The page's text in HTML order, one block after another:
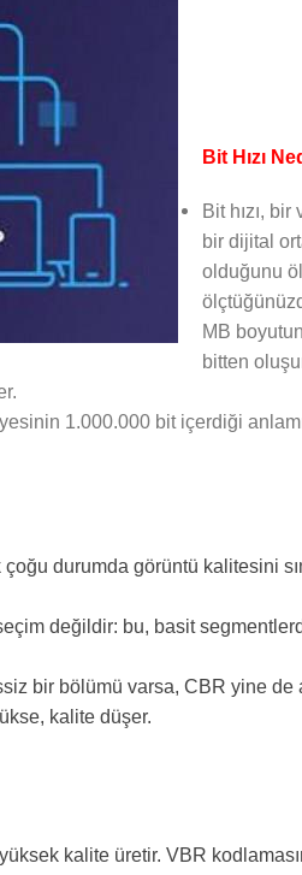
Bit Hızı
Bit hızı,
bir dijital
olduğunu
MB
bitten
1.000.000 bit içerdiği
durumda görüntü kalitesini
değildir: bu, basit
bir bölümü varsa, CBR yine de
kalite düşer.
kalite üretir. VBR